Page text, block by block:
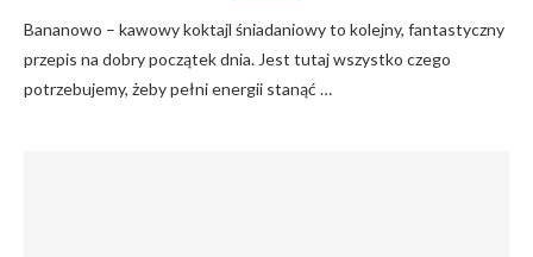
Bananowo – kawowy koktajl śniadaniowy to kolejny, fantastyczny
przepis na dobry początek dnia. Jest tutaj wszystko czego
potrzebujemy, żeby pełni energii stanąć …